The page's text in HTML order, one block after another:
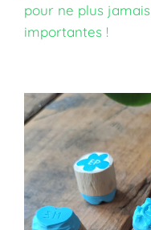
pour ne plus
importantes !